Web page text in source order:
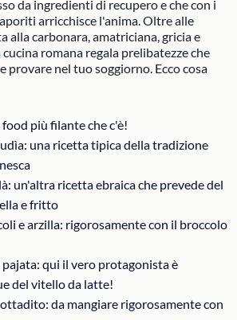
da ingredienti di recupero e che con i
arricchisce l'anima. Oltre alle
alla carbonara, amatriciana, gricia e
cucina romana regala prelibatezze che
provare nel tuo soggiorno. Ecco cosa
più filante che c'è!
una ricetta tipica della tradizione
un'altra ricetta ebraica che prevede del
e fritto
e arzilla: rigorosamente con il broccolo
pajata: qui il vero protagonista è
del vitello da latte!
da mangiare rigorosamente con